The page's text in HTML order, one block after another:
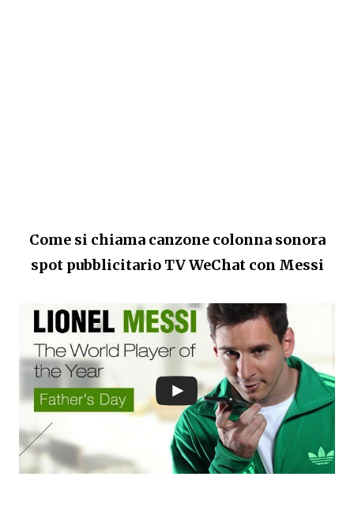
Come si chiama canzone colonna sonora
spot pubblicitario TVWeChat con Messi